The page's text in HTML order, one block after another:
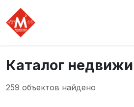
Каталог
259 объектов найдено